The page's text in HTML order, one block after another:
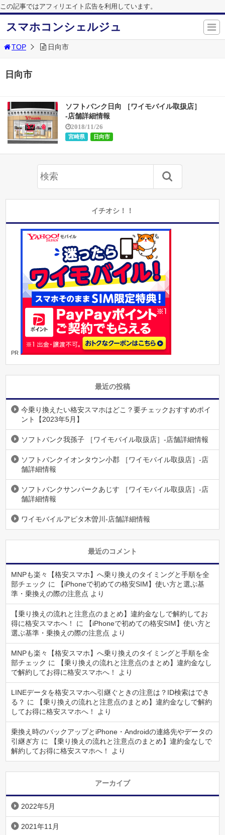
この記事ではアフィリエイト広告を利用しています。
スマホコンシェルジュ
TOP 日向市
日向市
ソフトバンク日向 ［ワイモバイル取扱店］
-店舗詳細情報
2018/11/26
宮崎県 日向市
イチオシ！！
PR
最近の投稿
今乗り換えたい格安スマホはどこ？要チェックおすすめポイ
ント【2023年5月】
ソフトバンク我孫子 ［ワイモバイル取扱店］-店舗詳細情報
ソフトバンクイオンタウン小郡 ［ワイモバイル取扱店］-店
舗詳細情報
ソフトバンクサンパークあじす ［ワイモバイル取扱店］-店
舗詳細情報
ワイモバイルアピタ木曽川-店舗詳細情報
最近のコメント
MNPも楽々【格安スマホ】へ乗り換えのタイミングと手順を全
部チェック に
【iPhoneで初めての格安SIM】使い方と選ぶ基
準・乗換えの際の注意点 より
【乗り換えの流れと注意点のまとめ】違約金なしで解約してお
得に格安スマホへ！
に
【iPhoneで初めての格安SIM】使い方と
選ぶ基準・乗換えの際の注意点 より
MNPも楽々【格安スマホ】へ乗り換えのタイミングと手順を全
部チェック に
【乗り換えの流れと注意点のまとめ】違約金なし
で解約してお得に格安スマホへ！
より
LINEデータを格安スマホへ引継ぐときの注意は？ID検索はでき
る？ に
【乗り換えの流れと注意点のまとめ】違約金なしで解約
してお得に格安スマホへ！
より
乗換え時のバックアップとiPhone・Androidの連絡先やデータの
引継ぎ方 に
【乗り換えの流れと注意点のまとめ】違約金なしで
解約してお得に格安スマホへ！
より
アーカイブ
2022年5月
2021年11月